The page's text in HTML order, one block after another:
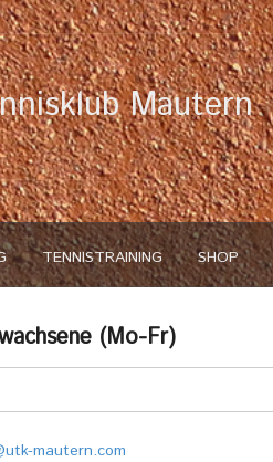
Mautern
TENNISTRAINING SHOP
(Mo-Fr)
mautern.com